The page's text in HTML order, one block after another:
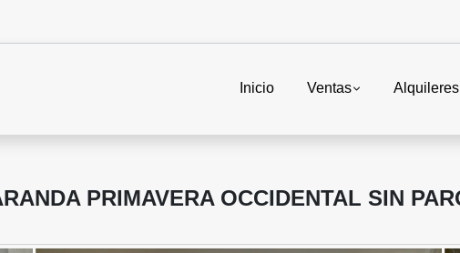
Inicio Ventas Alquileres
PRIMAVERA OCCIDENTAL SIN